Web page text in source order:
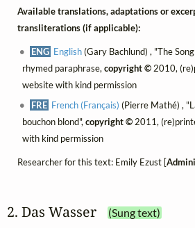
Available translations, adaptations or
transliterations (if applicable):
ENG English(Gary Bachlund) , "The
rhymed paraphrase,copyright ©2010,
website with kind permission
FRE French (Français) (Pierre Mathé) ,
bouchon blond", copyright ©2011,
with kind permission
Researcher for this text: Emily Ezust [
2. Das Wasser (Sung text)